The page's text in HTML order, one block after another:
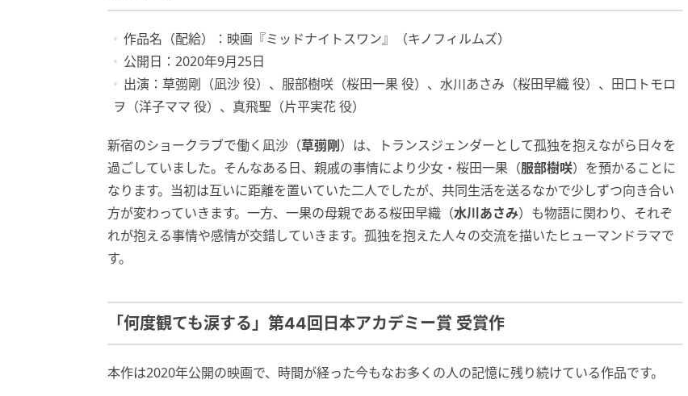
作品名（配給）：映画『ミッドナイトスワン』（キノフィルムズ）
公開日：2020年9月25日
出演：草彅剛（凪沙 役）、服部樹咲（桜田一果 役）、水川あさみ（桜田早織 役）、田口トモロ
ヲ（洋子ママ 役）、真飛聖（片平実花 役）
新宿のショークラブで働く凪沙（草彅剛）は、トランスジェンダーとして孤独を抱えながら日々を
過ごしていました。そんなある日、親戚の事情により少女・桜田一果（服部樹咲）を預かることに
なります。当初は互いに距離を置いていた二人でしたが、共同生活を送るなかで少しずつ向き合い
方が変わっていきます。一方、一果の母親である桜田早織（水川あさみ）も物語に関わり、それぞ
れが抱える事情や感情が交錯していきます。孤独を抱えた人々の交流を描いたヒューマンドラマで
す。
「何度観ても涙する」第44回日本アカデミー賞 受賞作
本作は2020年公開の映画で、時間が経った今もなお多くの人の記憶に残り続けている作品です。